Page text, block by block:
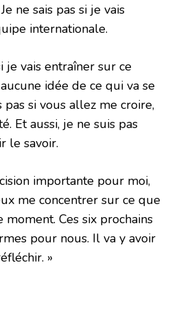
ne sais pas si je vais
internationale.
je vais entraîner sur ce
aucune idée de ce qui va se
pas si vous allez me croire,
Et aussi, je ne suis pas
le savoir.
importante pour moi,
me concentrer sur ce que
moment. Ces six prochains
pour nous. Il va y avoir
»